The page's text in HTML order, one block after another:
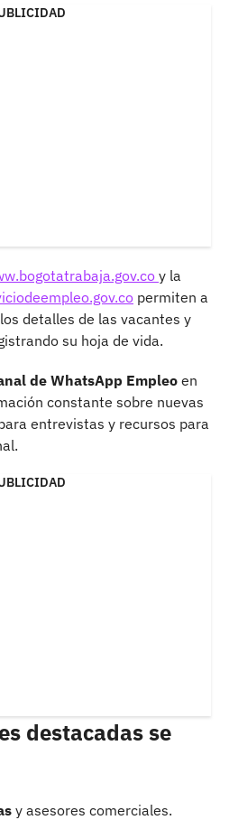
y la
permiten a
detalles de las vacantes y
su hoja de vida.
de WhatsApp Empleoen
constante sobre nuevas
entrevistas y recursos para
destacadas se
y asesores comerciales.